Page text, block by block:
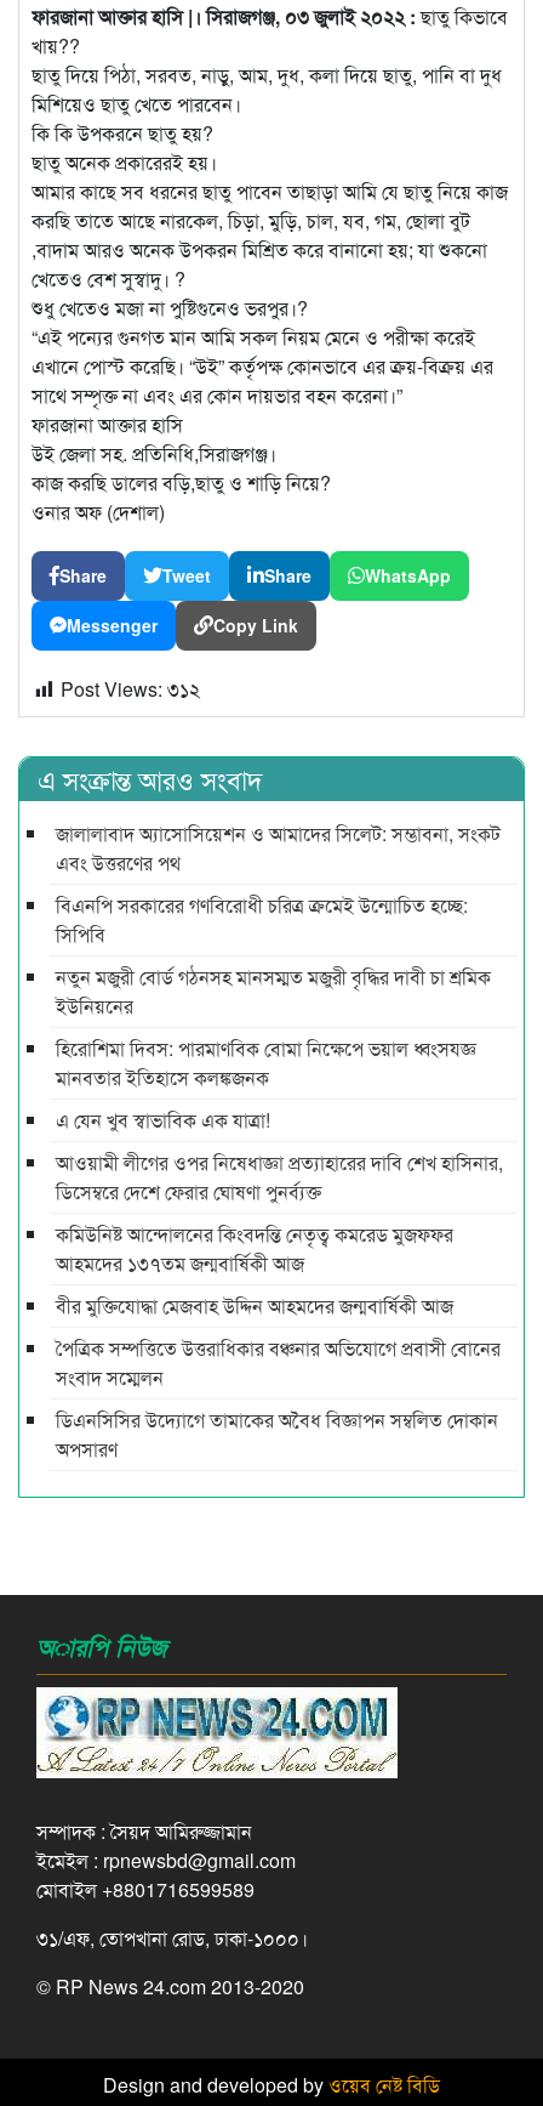
ফারজানা আক্তার হাসি |। সিরাজগঞ্জ, ০৩ জুলাই ২০২২ :ছাতু কিভাবে
খায়??
ছাতু দিয়ে পিঠা, সরবত, নাড়ু, আম, দুধ, কলা দিয়ে ছাতু, পানি বা দুধ
মিশিয়েও ছাতু খেতে পারবেন।
কি কি উপকরনে ছাতু হয়?
ছাতু অনেক প্রকারেরই হয়।
আমার কাছে সব ধরনের ছাতু পাবেন তাছাড়া আমি যে ছাতু নিয়ে কাজ
করছি তাতে আছে নারকেল, চিড়া, মুড়ি, চাল, যব, গম, ছোলা বুট
,বাদাম আরও অনেক উপকরন মিশ্রিত করে বানানো হয়; যা শুকনো
খেতেও বেশ সুস্বাদু। ?
শুধু খেতেও মজা না পুষ্টিগুনেও ভরপুর।?
“এই পন্যের গুনগত মান আমি সকল নিয়ম মেনে ও পরীক্ষা করেই
এখানে পোস্ট করেছি। “উই” কর্তৃপক্ষ কোনভাবে এর ক্রয়-বিক্রয় এর
সাথে সম্পৃক্ত না এবং এর কোন দায়ভার বহন করেনা।”
ফারজানা আক্তার হাসি
উই জেলা সহ. প্রতিনিধি,সিরাজগঞ্জ।
কাজ করছি ডালের বড়ি,ছাতু ও শাড়ি নিয়ে?
ওনার অফ (দেশাল)
Share Tweet Share WhatsApp
Messenger Copy Link
Post Views: ৩১২
এ সংক্রান্ত আরও সংবাদ
জালালাবাদ অ্যাসোসিয়েশন ও আমাদের সিলেট: সম্ভাবনা, সংকট
এবং উত্তরণের পথ
বিএনপি সরকারের গণবিরোধী চরিত্র ক্রমেই উন্মোচিত হচ্ছে:
সিপিবি
নতুন মজুরী বোর্ড গঠনসহ মানসম্মত মজুরী বৃদ্ধির দাবী চা শ্রমিক
ইউনিয়নের
হিরোশিমা দিবস: পারমাণবিক বোমা নিক্ষেপে ভয়াল ধ্বংসযজ্ঞ
মানবতার ইতিহাসে কলঙ্কজনক
এ যেন খুব স্বাভাবিক এক যাত্রা!
আওয়ামী লীগের ওপর নিষেধাজ্ঞা প্রত্যাহারের দাবি শেখ হাসিনার,
ডিসেম্বরে দেশে ফেরার ঘোষণা পুনর্ব্যক্ত
কমিউনিষ্ট আন্দোলনের কিংবদন্তি নেতৃত্ব কমরেড মুজফ্ফর
আহমদের ১৩৭তম জন্মবার্ষিকী আজ
বীর মুক্তিযোদ্ধা মেজবাহ উদ্দিন আহমদের জন্মবার্ষিকী আজ
পৈত্রিক সম্পত্তিতে উত্তরাধিকার বঞ্চনার অভিযোগে প্রবাসী বোনের
সংবাদ সম্মেলন
ডিএনসিসির উদ্যোগে তামাকের অবৈধ বিজ্ঞাপন সম্বলিত দোকান
অপসারণ
অারপি নিউজ
সম্পাদক : সৈয়দ আমিরুজ্জামান
ইমেইল : rpnewsbd@gmail.com
মোবাইল +8801716599589
৩১/এফ, তোপখানা রোড, ঢাকা-১০০০।
© RP News 24.com 2013-2020
Design and developed byওয়েব নেষ্ট বিডি